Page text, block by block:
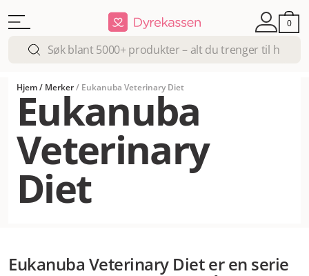
0
Hjem/ Merker/ Eukanuba Veterinary Diet
Eukanuba
Veterinary
Diet
Eukanuba Veterinary Diet er en serie